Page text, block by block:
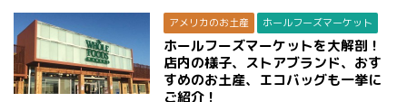
アメリカのお土産 ホールフーズマーケット
ホールフーズマーケットを大解剖！
店内の様子、ストアブランド、おす
すめのお土産、エコバッグも一挙に
ご紹介！